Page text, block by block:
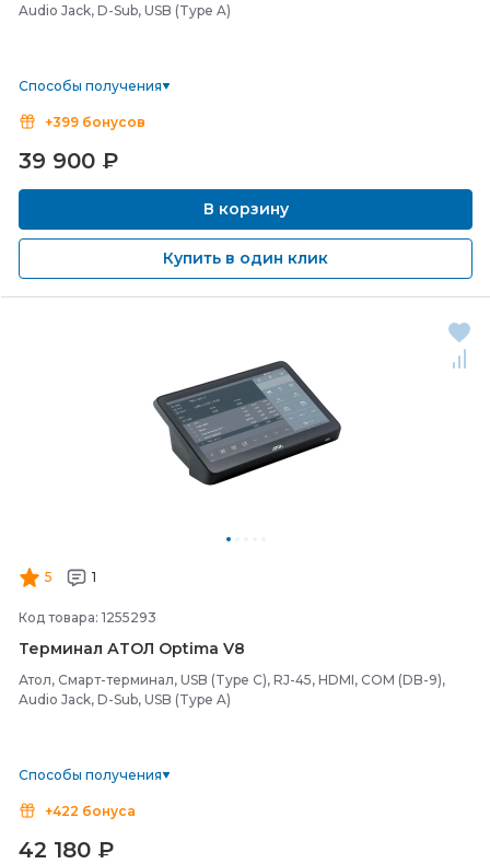
Audio Jack, D-Sub, USB (Type A)
Способы получения
+399 бонусов
39 900 ₽
В корзину
Купить в один клик
5 1
Код товара: 1255293
Терминал АТОЛ Optima V8
Атол, Смарт-терминал, USB (Type C), RJ-45, HDMI, COM (DB-9),
Audio Jack, D-Sub, USB (Type A)
Способы получения
+422 бонуса
42 180 ₽